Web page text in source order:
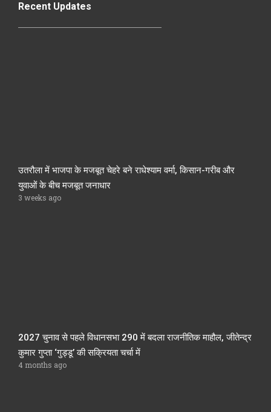
Recent Updates
उतरौला में भाजपा के मजबूत चेहरे बने राधेश्याम वर्मा, किसान-गरीब और
युवाओं के बीच मजबूत जनाधार
3 weeks ago
2027 चुनाव से पहले विधानसभा 290 में बदला राजनीतिक माहौल, जीतेन्द्र
कुमार गुप्ता ‘गुड्डू’ की सक्रियता चर्चा में
4 months ago